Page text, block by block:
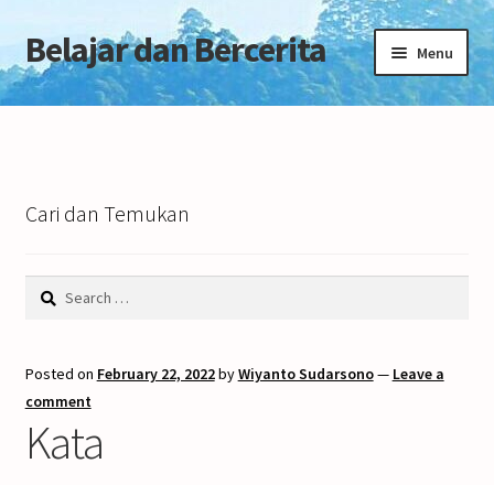
Skip
to
navigation
Skip
to
Belajar dan Bercerita Menu
Home
Cari dan Temukan
Search
Posted on February 22, 2022byWiyanto Sudarsono— Leave a
comment
Kata